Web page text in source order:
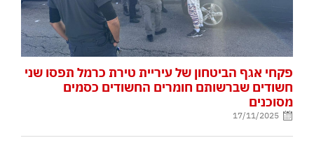
פקחי אגף הביטחון של עיריית טירת כרמל תפסו שני
חשודים שברשותם חומרים החשודים כסמים
מסוכנים
17/11/2025